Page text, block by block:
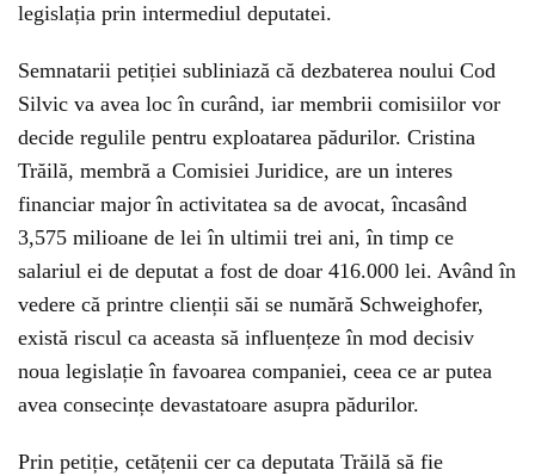
legislația prin intermediul deputatei.
Semnatarii petiției subliniază că dezbaterea noului Cod
Silvic va avea loc în curând, iar membrii comisiilor vor
decide regulile pentru exploatarea pădurilor. Cristina
Trăilă, membră a Comisiei Juridice, are un interes
financiar major în activitatea sa de avocat, încasând
3,575 milioane de lei în ultimii trei ani, în timp ce
salariul ei de deputat a fost de doar 416.000 lei. Având în
vedere că printre clienții săi se numără Schweighofer,
există riscul ca aceasta să influențeze în mod decisiv
noua legislație în favoarea companiei, ceea ce ar putea
avea consecințe devastatoare asupra pădurilor.
Prin petiție, cetățenii cer ca deputata Trăilă să fie